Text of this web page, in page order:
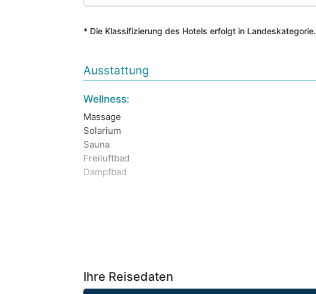
* Die Klassifizierung des Hotels erfolgt in Landeskategorie.
Ausstattung
Wellness:
Massage
Solarium
Sauna
Freiluftbad
Dampfbad
Ihre Reisedaten